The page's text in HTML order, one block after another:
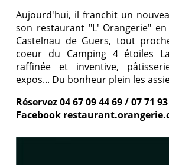
Aujourd'hui, il franchit un
son restaurant "L' Orangerie"
Castelnau de Guers, tout
coeur du Camping 4 étoiles
raffinée et inventive,
expos... Du bonheur plein les
Réservez 04 67 09 44 69 / 07 71
Facebook